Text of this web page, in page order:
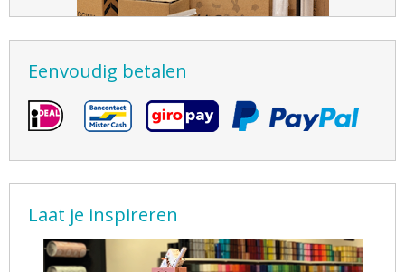
Eenvoudig betalen
Laat je inspireren